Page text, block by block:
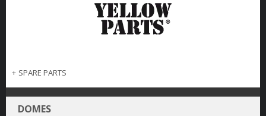
OSS
KONTAKT
+ SPARE PARTS
DOMES